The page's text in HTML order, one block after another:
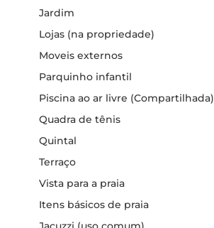
Jardim
Lojas (na propriedade)
Moveis externos
Parquinho infantil
Piscina ao ar livre (Compartilhada)
Quadra de tênis
Quintal
Terraço
Vista para a praia
Itens básicos de praia